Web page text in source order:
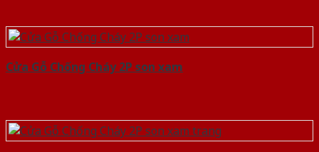
Cửa Gỗ Chống Cháy 2P son xam